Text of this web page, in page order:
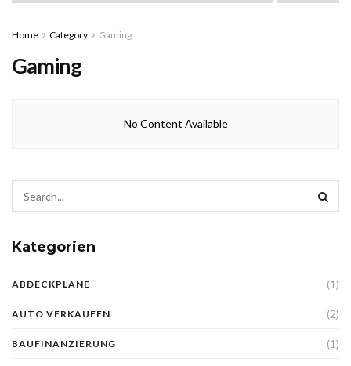
Home Category Gaming
Gaming
No Content Available
Kategorien
ABDECKPLANE (1)
AUTO VERKAUFEN (2)
BAUFINANZIERUNG (1)